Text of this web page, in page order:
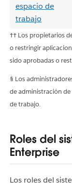
espacio de
trabajo
†† Los propietarios
o restringir
sido aprobadas o
§ Los
de administración
de trabajo.
Roles del
Enterprise
Los roles del